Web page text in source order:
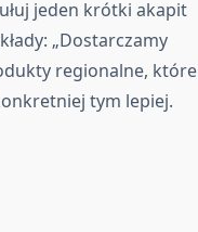
jeden krótki akapit
„Dostarczamy
regionalne, które
tym lepiej.